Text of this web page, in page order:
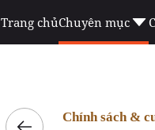
Trang chủChuyên mục
Chính sách &